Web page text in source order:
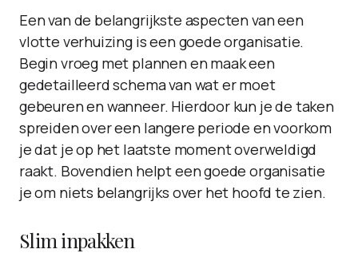
Een van de belangrijkste aspecten van een
vlotte verhuizing is een goede organisatie.
Begin vroeg met plannen en maak een
gedetailleerd schema van wat er moet
gebeuren en wanneer. Hierdoor kun je de taken
spreiden over een langere periode en voorkom
je dat je op het laatste moment overweldigd
raakt. Bovendien helpt een goede organisatie
je om niets belangrijks over het hoofd te zien.
Slim inpakken